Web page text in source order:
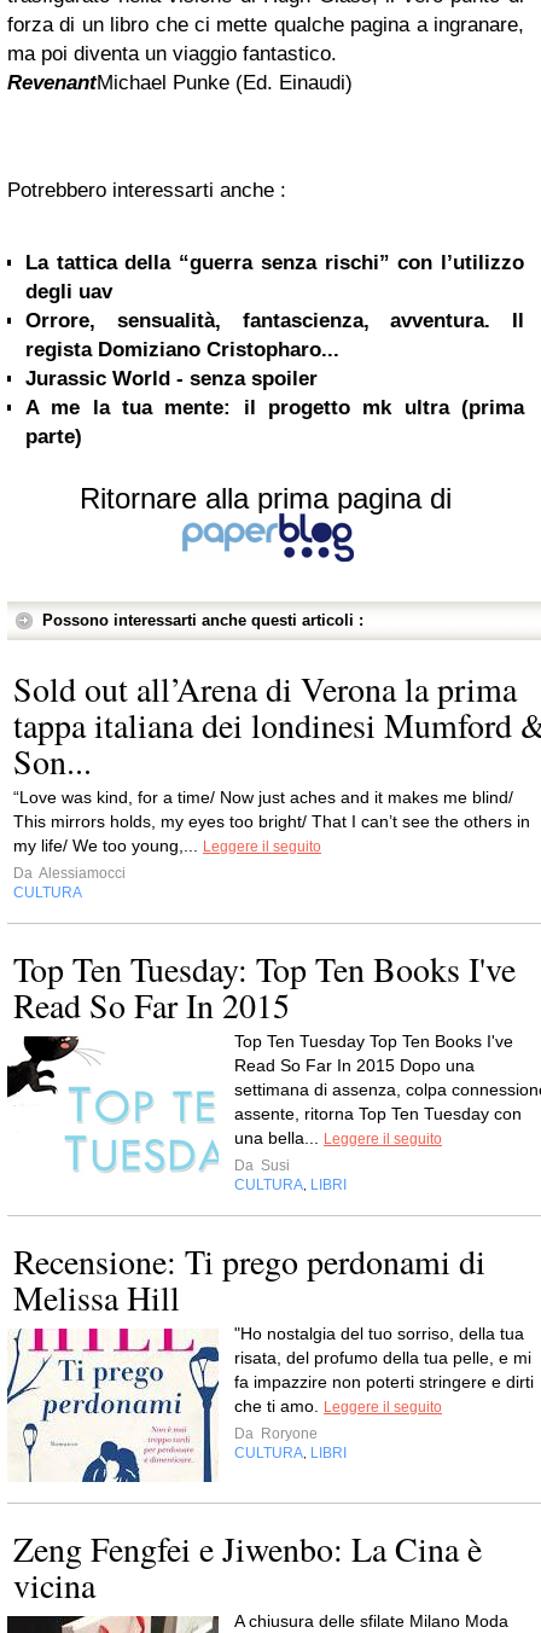
forza di un libro che ci mette qualche pagina a ingranare,
ma poi diventa un viaggio fantastico.
RevenantMichael Punke (Ed. Einaudi)
Potrebbero interessarti anche :
La tattica della “guerra senza rischi” con l’utilizzo
degli uav
Orrore, sensualità, fantascienza, avventura. Il
regista Domiziano Cristopharo...
Jurassic World - senza spoiler
A me la tua mente: il progetto mk ultra (prima
parte)
Ritornare alla prima pagina di
Possono interessarti anche questi articoli :
Sold out all’Arena di Verona la prima
tappa italiana dei londinesi Mumford
Son...
“Love was kind, for a time/ Now just aches and it makes me blind/
This mirrors holds, my eyes too bright/ That I can’t see the others in
my life/ We too young,...
Leggere il seguito
Da Alessiamocci
CULTURA
Top Ten Tuesday: Top Ten Books I've
Read So Far In 2015
Top Ten Tuesday Top Ten Books I've
Read So Far In 2015 Dopo una
settimana di assenza, colpa
assente, ritorna Top Ten Tuesday con
una bella...
Leggere il seguito
Da Susi
CULTURA LIBRI
Recensione: Ti prego perdonami di
Melissa Hill
"Ho nostalgia del tuo sorriso, della tua
risata, del profumo della tua pelle, e mi
fa impazzire non poterti stringere e dirti
che ti amo.
Leggere il seguito
Da Roryone
CULTURA LIBRI
Zeng Fengfei e Jiwenbo: La Cina è
vicina
A chiusura delle sfilate Milano Moda